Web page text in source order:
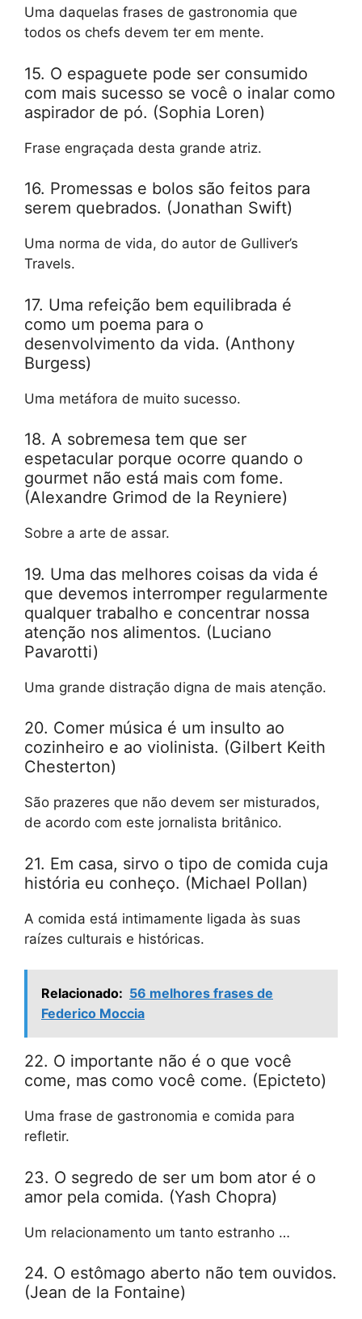
Uma daquelas frases de gastronomia que
todos os chefs devem ter em mente.
15. O espaguete pode ser consumido
com mais sucesso se você o inalar como
aspirador de pó. (Sophia Loren)
Frase engraçada desta grande atriz.
16. Promessas e bolos são feitos para
serem quebrados. (Jonathan Swift)
Uma norma de vida, do autor de Gulliver’s
Travels.
17. Uma refeição bem equilibrada é
como um poema para o
desenvolvimento da vida. (Anthony
Burgess)
Uma metáfora de muito sucesso.
18. A sobremesa tem que ser
espetacular porque ocorre quando o
gourmet não está mais com fome.
(Alexandre Grimod de la Reyniere)
Sobre a arte de assar.
19. Uma das melhores coisas da vida é
que devemos interromper regularmente
qualquer trabalho e concentrar nossa
atenção nos alimentos. (Luciano
Pavarotti)
Uma grande distração digna de mais atenção.
20. Comer música é um insulto ao
cozinheiro e ao violinista. (Gilbert Keith
Chesterton)
São prazeres que não devem ser misturados,
de acordo com este jornalista britânico.
21. Em casa, sirvo o tipo de comida cuja
história eu conheço. (Michael Pollan)
A comida está intimamente ligada às suas
raízes culturais e históricas.
Relacionado: 56 melhores frases de
Federico Moccia
22. O importante não é o que você
come, mas como você come. (Epicteto)
Uma frase de gastronomia e comida para
refletir.
23. O segredo de ser um bom ator é o
amor pela comida. (Yash Chopra)
Um relacionamento um tanto estranho …
24. O estômago aberto não tem ouvidos.
(Jean de la Fontaine)